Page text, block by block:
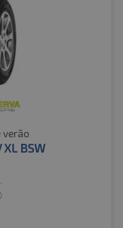
verão
XL BSW